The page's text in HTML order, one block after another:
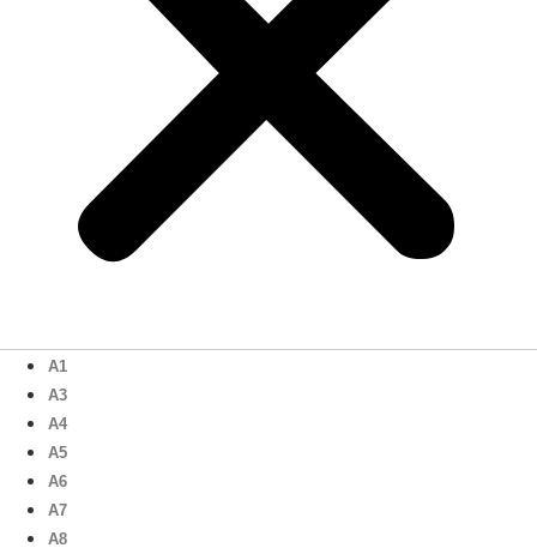
A1
A3
A4
A5
A6
A7
A8